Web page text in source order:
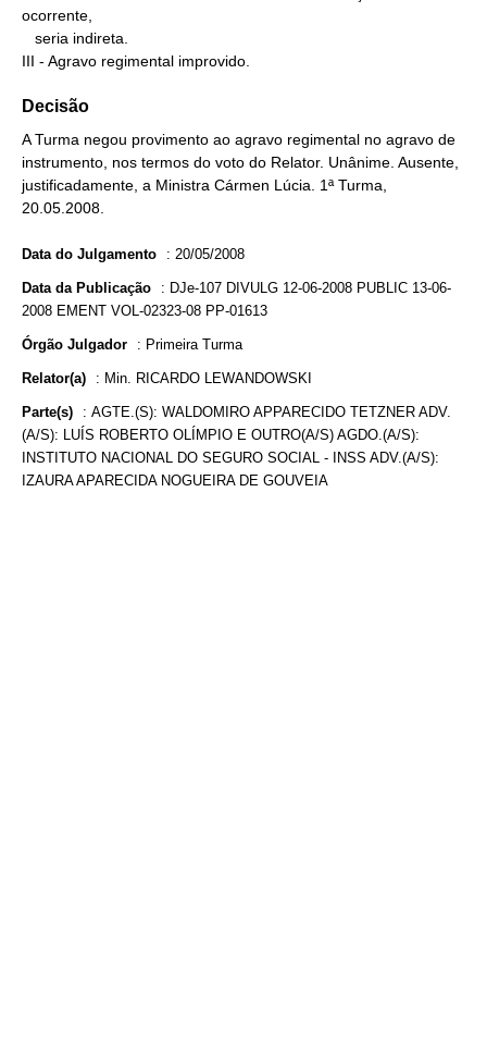
ocorrente,
III - Agravo regimental improvido.
Decisão
A Turma negou provimento ao agravo regimental no agravo de
instrumento, nos termos do voto do Relator. Unânime. Ausente,
justificadamente, a Ministra Cármen Lúcia. 1ª Turma,
20.05.2008.
Data do Julgamento : 20/05/2008
Data da Publicação : DJe-107 DIVULG 12-06-2008 PUBLIC 13-06-
2008 EMENT VOL-02323-08 PP-01613
Órgão Julgador : Primeira Turma
Relator(a) : Min. RICARDO LEWANDOWSKI
Parte(s) : AGTE.(S): WALDOMIRO APPARECIDO TETZNER ADV.
(A/S): LUÍS ROBERTO OLÍMPIO E OUTRO(A/S) AGDO.(A/S):
INSTITUTO NACIONAL DO SEGURO SOCIAL - INSS ADV.(A/S):
IZAURA APARECIDA NOGUEIRA DE GOUVEIA